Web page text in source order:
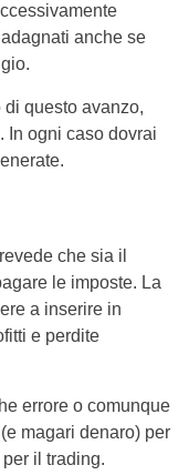
anche se
di questo avanzo,
In ogni caso dovrai
che sia il
le imposte. La
a inserire in
e perdite
errore o comunque
magari denaro) per
il trading.